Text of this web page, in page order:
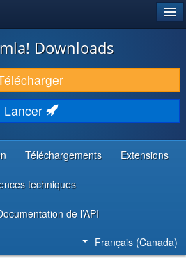
Downloads
Lancer
Téléchargements Extensions
techniques
de l’API
Français (Canada)